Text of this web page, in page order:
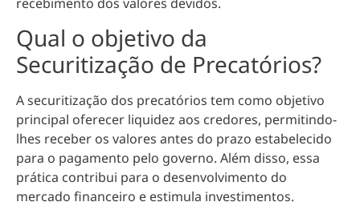
Qual o objetivo da
Securitização de Precatórios?
A securitização dos precatórios tem como objetivo
principal oferecer liquidez aos credores, permitindo-
lhes receber os valores antes do prazo estabelecido
para o pagamento pelo governo. Além disso, essa
prática contribui para o desenvolvimento do
mercado financeiro e estimula investimentos.